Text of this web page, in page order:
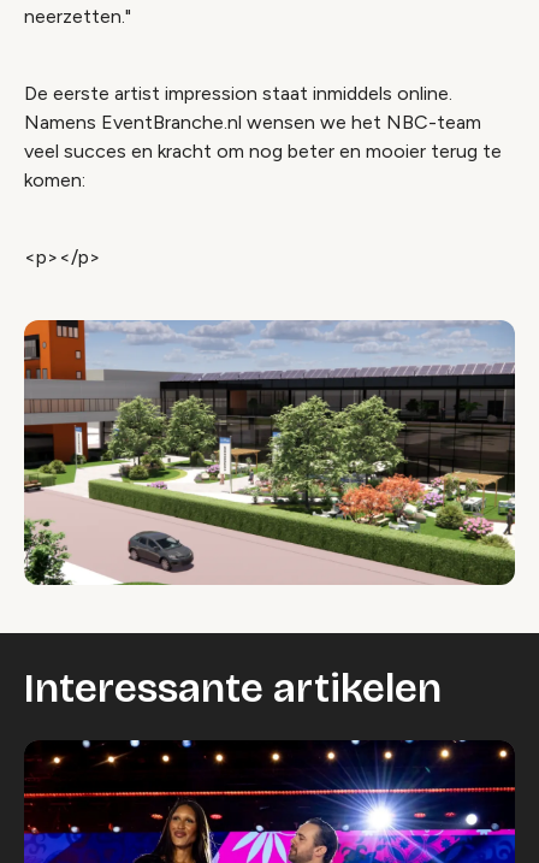
neerzetten."
De eerste artist impression staat inmiddels online.
Namens EventBranche.nl wensen we het NBC-team
veel succes en kracht om nog beter en mooier terug te
komen:
<p></p>
Interessante artikelen